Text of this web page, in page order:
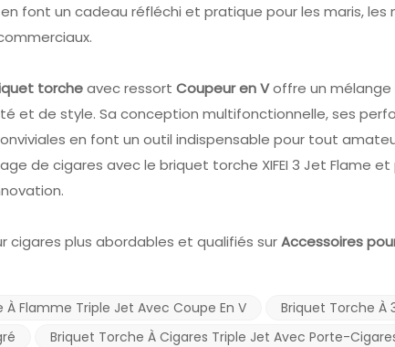
font un cadeau réfléchi et pratique pour les maris, les
torcheavec ressortCoupeur en Voffre un mélange
et de style. Sa conception multifonctionnelle, ses
en font un outil indispensable pour tout
de cigares avec le briquet torche XIFEI 3 Jet Flame
cigares plus abordables et qualifiés surAccessoires
À Flamme Triple Jet Avec Coupe En V
Briquet Torche À
Briquet Torche À Cigares Triple Jet Avec Porte-